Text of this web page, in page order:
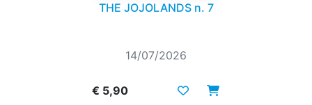
THE JOJOLANDS n. 7
14/07/2026
€ 5,90